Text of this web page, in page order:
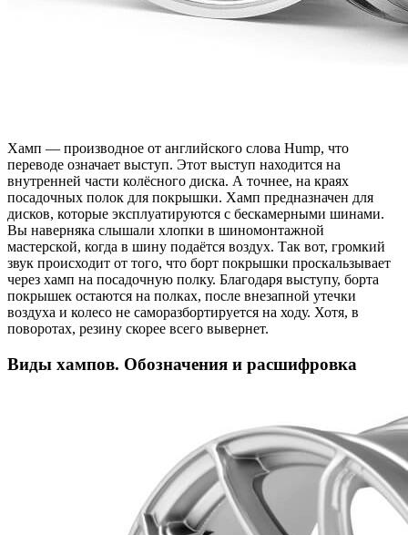
Хамп — производное от английского слова Hump, что
переводе означает выступ. Этот выступ находится на
внутренней части колёсного диска. А точнее, на краях
посадочных полок для покрышки. Хамп предназначен для
дисков, которые эксплуатируются с бескамерными шинами.
Вы наверняка слышали хлопки в шиномонтажной
мастерской, когда в шину подаётся воздух. Так вот, громкий
звук происходит от того, что борт покрышки проскальзывает
через хамп на посадочную полку. Благодаря выступу, борта
покрышек остаются на полках, после внезапной утечки
воздуха и колесо не саморазбортируется на ходу. Хотя, в
поворотах, резину скорее всего вывернет.
Виды хампов. Обозначения и расшифровка